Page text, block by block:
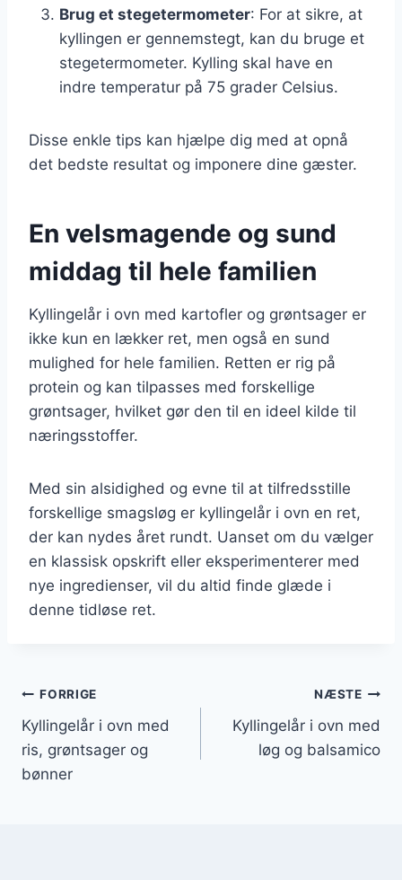
Brug et stegetermometer: For at sikre, at
kyllingen er gennemstegt, kan du bruge et
stegetermometer. Kylling skal have en
indre temperatur på 75 grader Celsius.
Disse enkle tips kan hjælpe dig med at opnå
det bedste resultat og imponere dine gæster.
En velsmagende og sund
middag til hele familien
Kyllingelår i ovn med kartofler og grøntsager er
ikke kun en lækker ret, men også en sund
mulighed for hele familien. Retten er rig på
protein og kan tilpasses med forskellige
grøntsager, hvilket gør den til en ideel kilde til
næringsstoffer.
Med sin alsidighed og evne til at tilfredsstille
forskellige smagsløg er kyllingelår i ovn en ret,
der kan nydes året rundt. Uanset om du vælger
en klassisk opskrift eller eksperimenterer med
nye ingredienser, vil du altid finde glæde i
denne tidløse ret.
Indlægsnavigation
FORRIGE
Kyllingelår i ovn med
ris, grøntsager og
bønner
NÆSTE
Kyllingelår i ovn med
løg og balsamico